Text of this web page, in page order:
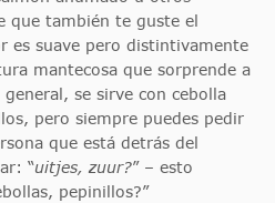
que también te guste el
es suave pero distintivamente
mantecosa que sorprende a
se sirve con cebolla
pero siempre puedes pedir
que está detrás del
“uitjes, zuur?” – esto
pepinillos?”